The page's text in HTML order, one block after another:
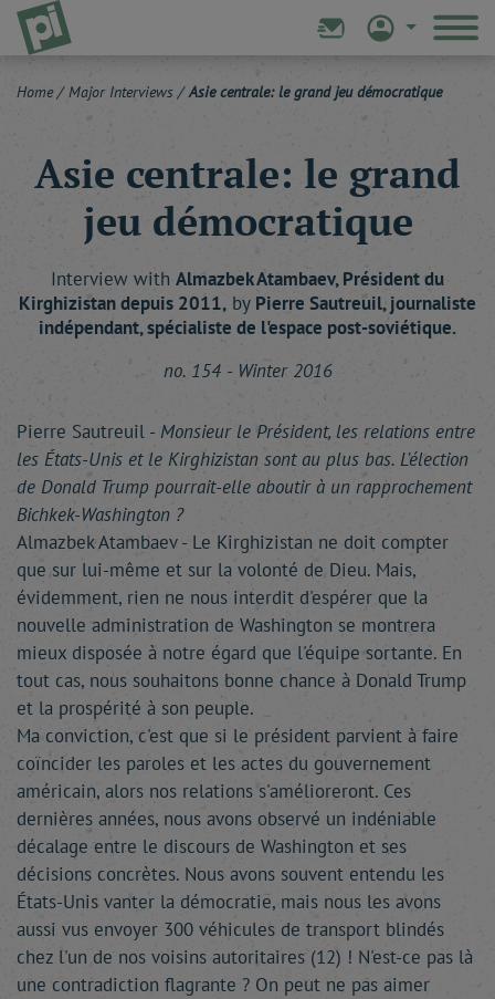
Home / Major Interviews / Asie centrale: le grand jeu démocratique
Asie centrale: le grand
jeu démocratique
Interview with AlmazbekAtambaev, Président du
Kirghizistan depuis 2011, by Pierre Sautreuil, journaliste
indépendant, spécialiste de l'espace post-soviétique.
no. 154 - Winter 2016
Pierre Sautreuil - Monsieur le Président, les relations entre
les États-Unis et le Kirghizistan sont au plus bas. L'élection
de Donald Trump pourrait-elle aboutir à un rapprochement
Bichkek-Washington ?
Almazbek Atambaev - Le Kirghizistan ne doit compter
que sur lui-même et sur la volonté de Dieu. Mais,
évidemment, rien ne nous interdit d'espérer que la
nouvelle administration de Washington se montrera
mieux disposée à notre égard que l'équipe sortante. En
tout cas, nous souhaitons bonne chance à Donald Trump
et la prospérité à son peuple.
Ma conviction, c'est que si le président parvient à faire
coïncider les paroles et les actes du gouvernement
américain, alors nos relations s'amélioreront. Ces
dernières années, nous avons observé un indéniable
décalage entre le discours de Washington et ses
décisions concrètes. Nous avons souvent entendu les
États-Unis vanter la démocratie, mais nous les avons
aussi vus envoyer 300 véhicules de transport blindés
chez l'un de nos voisins autoritaires (12) ! N'est-ce pas là
une contradiction flagrante ? On peut ne pas aimer